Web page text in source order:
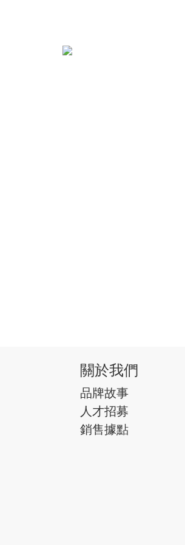
關於我們
品牌故事
人才招募
銷售據點